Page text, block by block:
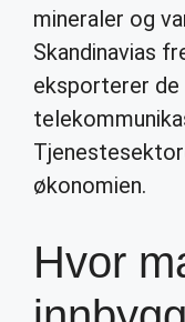
mineraler og
Skandinavias
eksporterer
økonomien.
Hvor